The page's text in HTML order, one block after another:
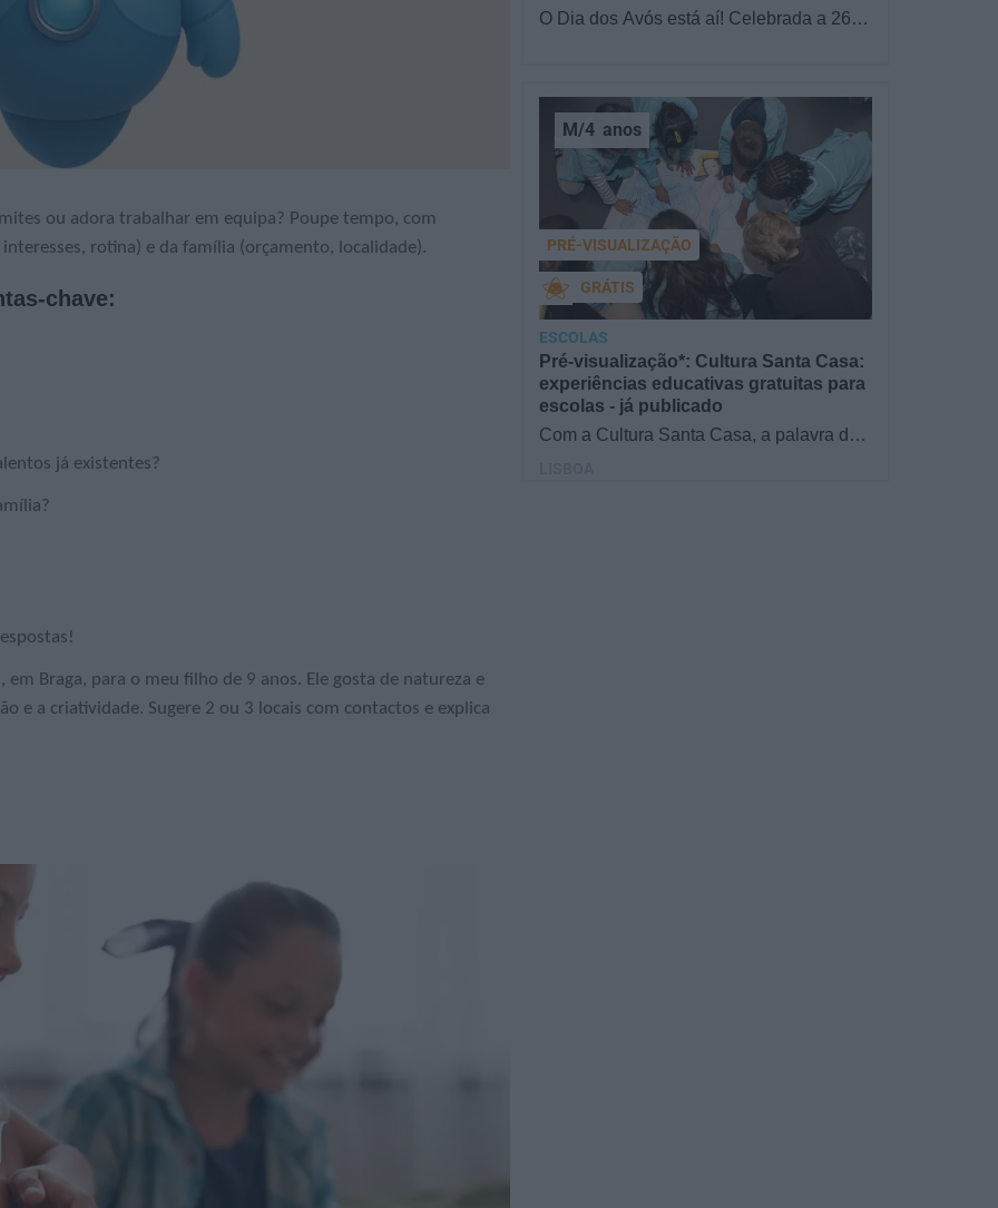
ou adora trabalhar em equipa? Poupe tempo, com
rotina) e da família (orçamento, localidade).
chave:
já existentes?
Braga, para o meu filho de 9 anos. Ele gosta de natureza e
e a criatividade. Sugere 2 ou 3 locais com contactos e explica
O Dia dos Avós está aí! Celebrada a 26
Pré-visualização*: Cultura Santa Casa:
experiências educativas gratuitas para
escolas - já publicado
Com a Cultura Santa Casa, a palavra de
M/4 anos
GRÁTIS
PRÉ-VISUALIZAÇÃO
ESCOLAS